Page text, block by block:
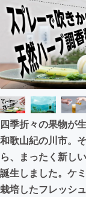
テク
映像
ビジ
まち
四季折々の果物が
和歌山紀の川市。
ら、まったく新し
誕生しました。ケ
栽培したフレッシ